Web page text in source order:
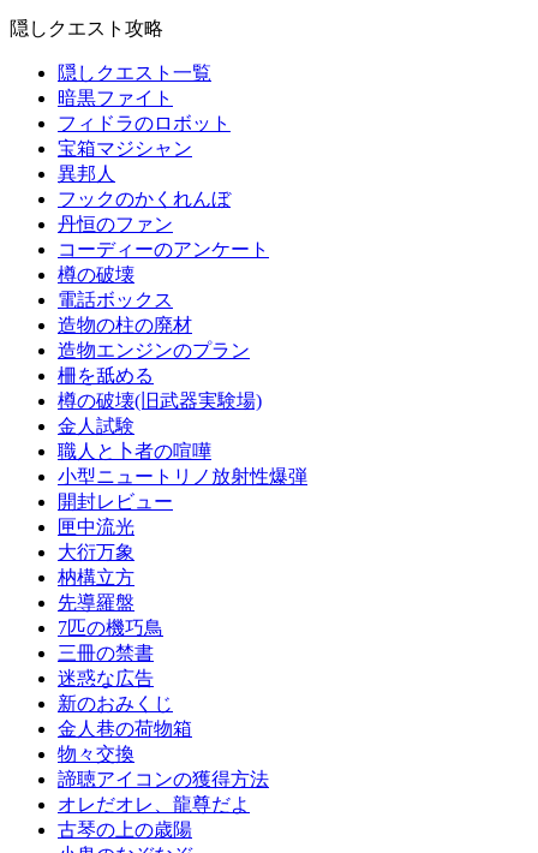
隠しクエスト攻略
隠しクエスト一覧
暗黒ファイト
フィドラのロボット
宝箱マジシャン
異邦人
フックのかくれんぼ
丹恒のファン
コーディーのアンケート
樽の破壊
電話ボックス
造物の柱の廃材
造物エンジンのプラン
柵を舐める
樽の破壊(旧武器実験場)
金人試験
職人と卜者の喧嘩
小型ニュートリノ放射性爆弾
開封レビュー
匣中流光
大衍万象
枘構立方
先導羅盤
7匹の機巧鳥
三冊の禁書
迷惑な広告
新のおみくじ
金人巷の荷物箱
物々交換
諦聴アイコンの獲得方法
オレだオレ、龍尊だよ
古琴の上の歳陽